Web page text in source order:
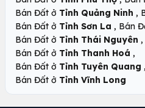
Bán Đất ở Tỉnh Quảng Ninh ,
Bán Đất ở Tỉnh Sơn La , Bán
Bán Đất ở Tỉnh Thái Nguyên ,
Bán Đất ở Tỉnh Thanh Hoá ,
Bán Đất ở Tỉnh Tuyên Quang ,
Bán Đất ở Tỉnh Vĩnh Long